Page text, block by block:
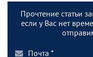
Прочтение статьи
если у Вас нет